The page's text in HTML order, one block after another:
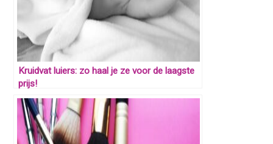
Kruidvat luiers: zo haal je ze voor de laagste
prijs!